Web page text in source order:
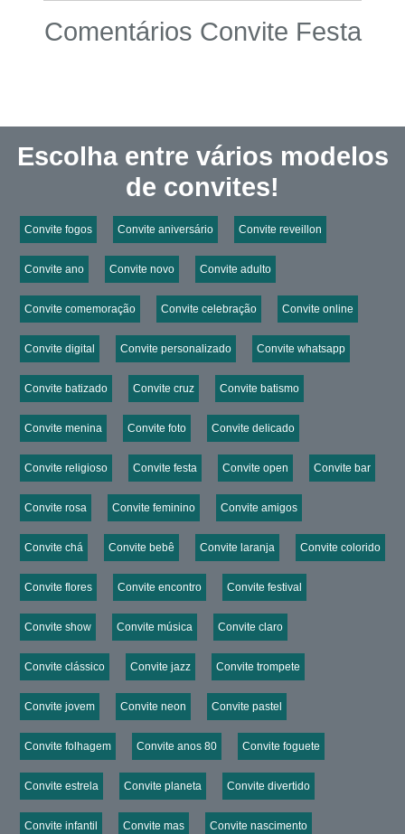
Comentários Convite Festa
Escolha entre vários modelos
de convites!
Convite fogos Convite aniversário Convite reveillon
Convite ano Convite novo Convite adulto
Convite comemoração Convite celebração Convite online
Convite digital Convite personalizado Convite whatsapp
Convite batizado Convite cruz Convite batismo
Convite menina Convite foto Convite delicado
Convite religioso Convite festa Convite open Convite bar
Convite rosa Convite feminino Convite amigos
Convite chá Convite bebê Convite laranja Convite colorido
Convite flores Convite encontro Convite festival
Convite show Convite música Convite claro
Convite clássico Convite jazz Convite trompete
Convite jovem Convite neon Convite pastel
Convite folhagem Convite anos 80 Convite foguete
Convite estrela Convite planeta Convite divertido
Convite infantil Convite mas Convite nascimento